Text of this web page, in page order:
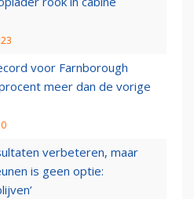
voor Farnborough
meer dan de vorige
verbeteren, maar
is geen optie: